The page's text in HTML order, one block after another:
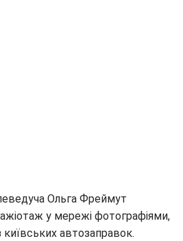
Ольга Фреймут
у мережі фотографіями,
автозаправок.